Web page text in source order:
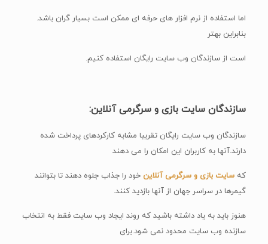
اما استفاده از نرم افزار های حرفه ای ممکن است بسیار گران باشد.
بنابراین بهتر
است از سازندگان وب سایت رایگان استفاده کنیم.
سازندگان سایت بازی و سرگرمی آنلاین:
سازندگان وب سایت رایگان تقریبا مشابه کارکردهای پرداخت شده
دارند.آنها به کاربران این امکان را می دهند
که سایت بازی و سرگرمی آنلاین خود را جذاب جلوه دهند تا بتوانند
گیمرها در سراسر جهان از آنها بازدید کنند.
هنوز باید به یاد داشته باشید که روند ایجاد وب سایت فقط به انتخاب
سازنده وب سایت محدود نمی شود.برای